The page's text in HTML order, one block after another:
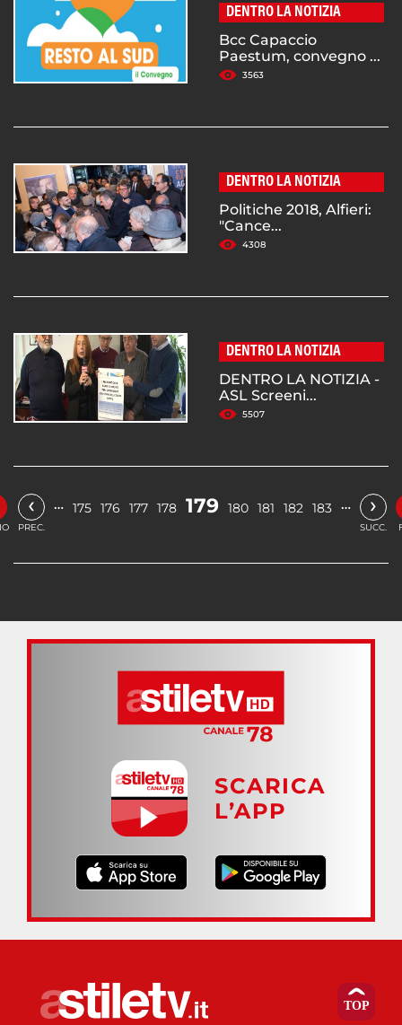
DENTRO LA NOTIZIA
Bcc Capaccio
Paestum, convegno ...
3563
DENTRO LA NOTIZIA
Politiche 2018, Alfieri:
"Cance...
4308
DENTRO LA NOTIZIA
DENTRO LA NOTIZIA -
ASL Screeni...
5507
‹
PREC.
… 175 176 177 178 179 180 181 182 183 … ›
SUCC.
SCARICA
L’APP